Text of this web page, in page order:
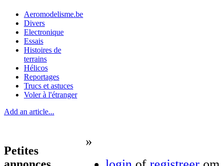
Aeromodelisme.be
Divers
Electronique
Essais
Histoires de
terrains
Hélicos
Reportages
Trucs et astuces
Voler à l'étranger
Add an article...
Petites
»